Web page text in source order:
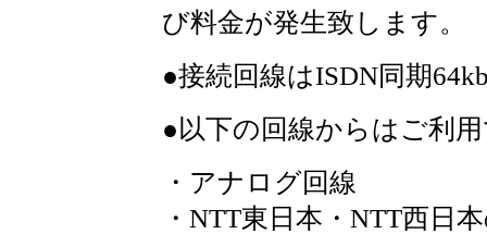
び料金が発生致します。
●接続回線はISDN同期
●以下の回線からはご利
・アナログ回線
・NTT東日本・NTT西日